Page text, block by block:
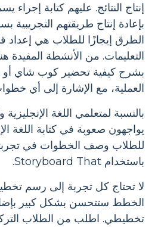
إنتاج النتائج. عليهم كتابة إجراء
بإعادة إنتاج طريقتهم التجريبية
الطرق إيجازًا للطلاب هي إعداد
التعليمات. من الأنشطة المفيدة
بشرح كيفية تحضير كوب شاي
العملية، مع الإشارة إلى أي
بالنسبة لمتعلمي اللغة
يواجهون صعوبة في كتابة اللغة
للطلاب وصف الخطوات في
باستخدام Storyboard That.
لا تحتاج كل تجربة إلى رسم
الخطط ستتحسن بشكل كبير
تخطيطي. اطلب من الطلاب